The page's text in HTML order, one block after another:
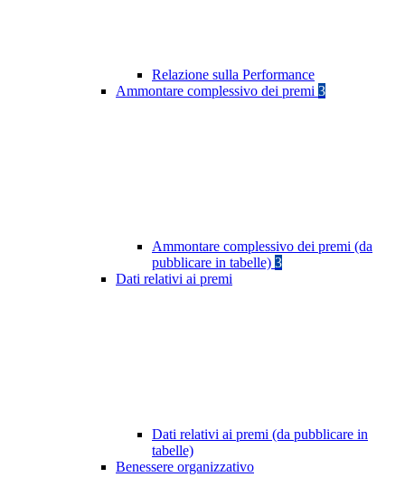
Relazione sulla Performance
Ammontare complessivo dei premi 3
Ammontare complessivo dei premi (da
pubblicare in tabelle) 3
Dati relativi ai premi
Dati relativi ai premi (da pubblicare in
tabelle)
Benessere organizzativo